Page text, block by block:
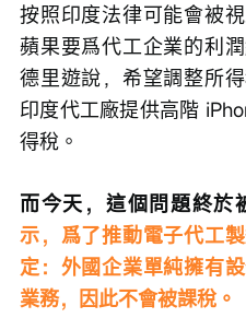
按照印度法律可能會被
蘋果要爲代工企業的利
德里遊說，希望調整所
印度代工廠提供高階
得稅。
而今天，這個問題終於
示，爲了推動電子代工
定：外國企業單純擁有
業務，因此不會被課稅。